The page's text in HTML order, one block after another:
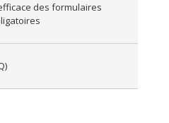
des formulaires